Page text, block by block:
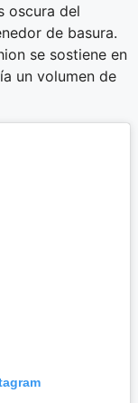
oscura del
de basura.
se sostiene en
un volumen de